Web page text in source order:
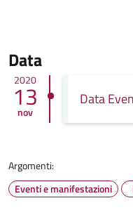
Data
2020
13
nov
Data
Argomenti:
Eventi e manifestazioni